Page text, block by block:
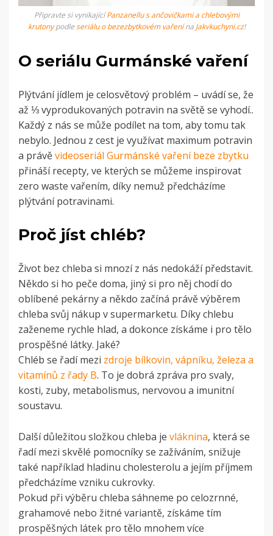
Připravte si vynikajícíPanzanellu s ančovičkami a chlebovými
krutonypodleseriálu o bezezbytkovém vařenína Jakvkuchyni.cz!
O seriálu Gurmánské vaření
Plýtvání jídlem je celosvětový problém – uvádí se, že
až ⅓ vyprodukovaných potravin na světě se vyhodí..
Každý z nás se může podílet na tom, aby tomu tak
nebylo. Jednou z cest je využívat maximum potravin
a právěvideoseriál Gurmánské vaření beze zbytku
přináší recepty, ve kterých se můžeme inspirovat
zero waste vařením, díky nemuž předcházíme
plýtvání potravinami.
Proč jíst chléb?
Život bez chleba si mnozí z nás nedokáží představit.
Někdo si ho peče doma, jiný si pro něj chodí do
oblíbené pekárny a někdo začíná právě výběrem
chleba svůj nákup v supermarketu. Díky chlebu
zaženeme rychle hlad, a dokonce získáme i pro tělo
prospěšné látky. Jaké?
Chléb se řadí mezi zdroje bílkovin, vápníku, železa a
vitamínů z řady B. To je dobrá zpráva pro svaly,
kosti, zuby, metabolismus, nervovou a imunitní
soustavu.
Další důležitou složkou chleba je vláknina, která se
řadí mezi skvělé pomocníky se zažíváním, snižuje
také například hladinu cholesterolu a jejím příjmem
předcházíme vzniku cukrovky.
Pokud při výběru chleba sáhneme po celozrnné,
grahamové nebo žitné variantě, získáme tím
prospěšných látek pro tělo mnohem více